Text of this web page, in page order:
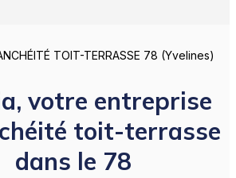
TOIT-TERRASSE 78 (Yvelines)
votre entreprise
toit-terrasse
dans le 78